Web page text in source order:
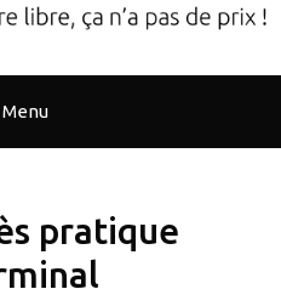
Menu
pratique